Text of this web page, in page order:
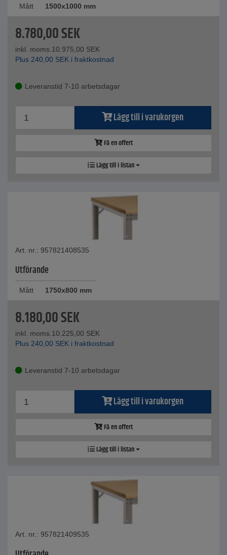
Mått 1500x1000 mm
8.780,00SEK
inkl. moms.10.975,00 SEK
Plus 240,00 SEK i fraktkostnad
Leveranstid 7-10 arbetsdagar
Lägg till i varukorgen
Få en offert
Lägg till i listan
Art. nr.: 957821408535
Utförande
Mått 1750x800 mm
8.180,00SEK
inkl. moms.10.225,00 SEK
Plus 240,00 SEK i fraktkostnad
Leveranstid 7-10 arbetsdagar
Lägg till i varukorgen
Få en offert
Lägg till i listan
Art. nr.: 957821409535